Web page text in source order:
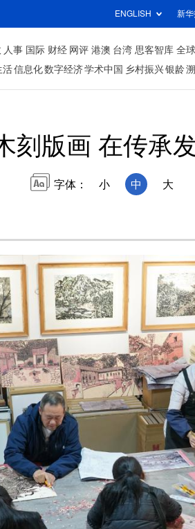
ENGLISH 新华
人事 国际 财经 网评 港澳 台湾 思客智库 全
活信息化数字经济学术中国 乡村振兴银龄
刻版画 在传承
字体： 小 中 大